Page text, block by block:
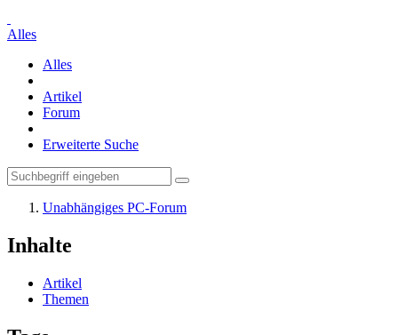
Alles
Alles
Artikel
Forum
Erweiterte Suche
Unabhängiges PC-Forum
Inhalte
Artikel
Themen